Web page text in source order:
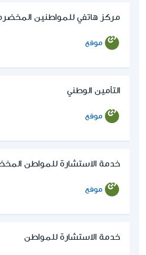
مركز هاتفي للمواطنين
موقع
التأمين الوطني
موقع
خدمة الاستشارة للمواطن
موقع
خدمة الاستشارة للمواطن